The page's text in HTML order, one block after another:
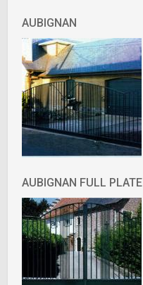
AUBIGNAN
AUBIGNAN FULL PLATE